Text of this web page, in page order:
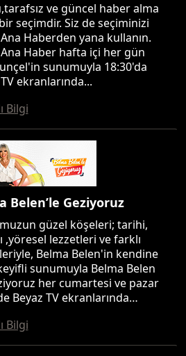
ve güncel haber alma
seçimdir. Siz de seçiminizi
Haberden yana kullanın.
Ana Haber hafta içi her gün
sunumuyla 18:30'da
ekranlarında...
Bilgi
Belen’le Geziyoruz
güzel köşeleri; tarihi,
,yöresel lezzetleri ve farklı
Belma Belen'in kendine
sunumuyla Belma Belen
her cumartesi ve pazar
Beyaz TV ekranlarında…
Bilgi